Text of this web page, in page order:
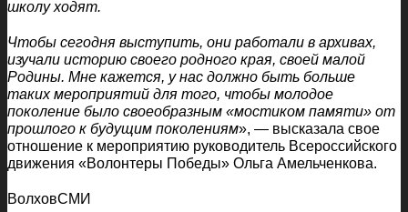
школу ходят.
Чтобы сегодня выступить, они работали в архивах,
изучали историю своего родного края, своей малой
Родины. Мне кажется, у нас должно быть больше
таких мероприятий для того, чтобы молодое
поколение было своеобразным «мостиком памяти» от
прошлого к будущим поколениям», — высказала свое
отношение к мероприятию руководитель Всероссийского
движения «Волонтеры Победы» Ольга Амельченкова.
ВолховСМИ